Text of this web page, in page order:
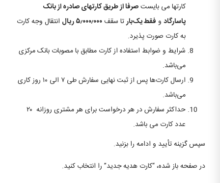
کارتها می بایستصرفا از طریق کارتهای صادره از بانک
پاسارگاد و فقط یک‌بارتا سقف۵٫۰۰۰٫۰۰۰ ریال
انتقال وجه کارت
به کارت صورت پذیرد.
شرایط و ضوابط استفاده از کارت مطابق با مصوبات بانک مرکزی
می‌باشد.
ارسال کارت‌ها پس از ثبت نهایی سفارش طی ۷ الی ۱۰ روز کاری
می‌باشد.
عدد کارت می باشد.
سپس گزینه تأیید و ادامه را بزنید.
در صفحه باز شده، “کارت هدیه جدید” را انتخاب کنید.